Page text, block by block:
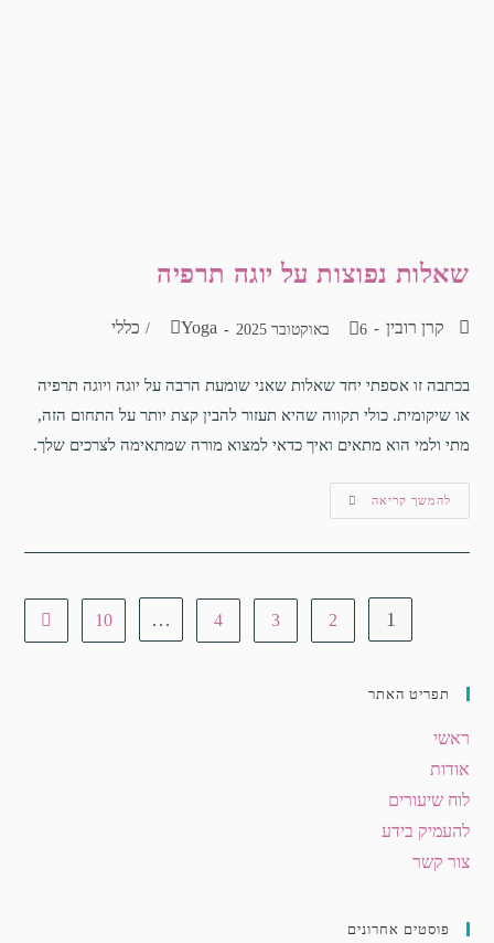
שאלות נפוצות על יוגה תרפיה
קרן רובין 6 באוקטובר 2025 Yoga
/ כללי
בכתבה זו אספתי יחד שאלות שאני שומעת הרבה על יוגה ויוגה תרפיה
או שיקומית. כולי תקווה שהיא תעזור להבין קצת יותר על התחום הזה,
מתי ולמי הוא מתאים ואיך כדאי למצוא מורה שמתאימה לצרכים שלך.
להמשך קריאה
1
2
3
4
…
10
תפריט האתר
ראשי
אודות
לוח שיעורים
להעמיק בידע
צור קשר
פוסטים אחרונים